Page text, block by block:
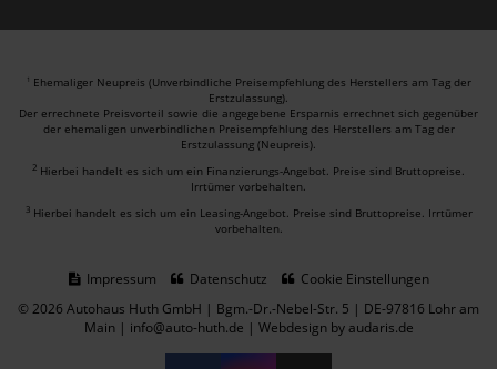
1 Ehemaliger Neupreis (Unverbindliche Preisempfehlung des Herstellers am Tag der
Erstzulassung).
Der errechnete Preisvorteil sowie die angegebene Ersparnis errechnet sich gegenüber
der ehemaligen unverbindlichen Preisempfehlung des Herstellers am Tag der
Erstzulassung (Neupreis).
2 Hierbei handelt es sich um ein Finanzierungs-Angebot. Preise sind Bruttopreise.
Irrtümer vorbehalten.
3 Hierbei handelt es sich um ein Leasing-Angebot. Preise sind Bruttopreise. Irrtümer
vorbehalten.
Impressum Datenschutz
Cookie Einstellungen
© 2026 Autohaus Huth GmbH | Bgm.-Dr.-Nebel-Str. 5 | DE-97816 Lohr am
Main | info@auto-huth.de | Webdesign by audaris.de